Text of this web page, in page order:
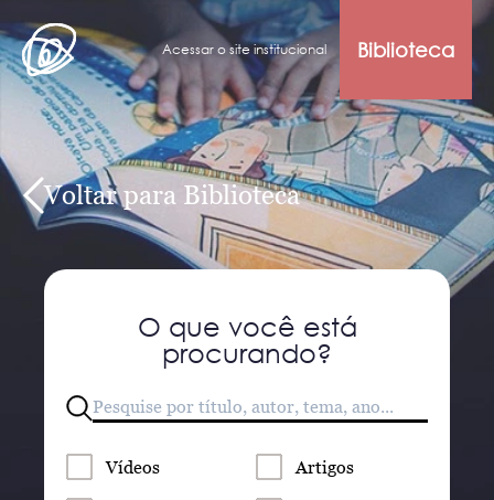
Acessar o site institucional Biblioteca
Voltar para Biblioteca
O que você está
procurando?
Vídeos Artigos